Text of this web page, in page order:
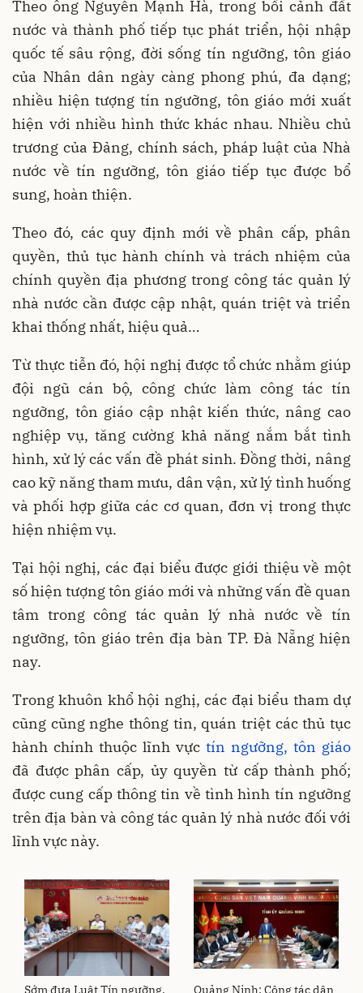
Theo ông Nguyễn Mạnh Hà, trong bối cảnh đất
nước và thành phố tiếp tục phát triển, hội nhập
quốc tế sâu rộng, đời sống tín ngưỡng, tôn giáo
của Nhân dân ngày càng phong phú, đa dạng;
nhiều hiện tượng tín ngưỡng, tôn giáo mới xuất
hiện với nhiều hình thức khác nhau. Nhiều chủ
trương của Đảng, chính sách, pháp luật của Nhà
nước về tín ngưỡng, tôn giáo tiếp tục được bổ
sung, hoàn thiện.
Theo đó, các quy định mới về phân cấp, phân
quyền, thủ tục hành chính và trách nhiệm của
chính quyền địa phương trong công tác quản lý
nhà nước cần được cập nhật, quán triệt và triển
khai thống nhất, hiệu quả…
Từ thực tiễn đó, hội nghị được tổ chức nhằm giúp
đội ngũ cán bộ, công chức làm công tác tín
ngưỡng, tôn giáo cập nhật kiến thức, nâng cao
nghiệp vụ, tăng cường khả năng nắm bắt tình
hình, xử lý các vấn đề phát sinh. Đồng thời, nâng
cao kỹ năng tham mưu, dân vận, xử lý tình huống
và phối hợp giữa các cơ quan, đơn vị trong thực
hiện nhiệm vụ.
Tại hội nghị, các đại biểu được giới thiệu về một
số hiện tượng tôn giáo mới và những vấn đề quan
tâm trong công tác quản lý nhà nước về tín
ngưỡng, tôn giáo trên địa bàn TP. Đà Nẵng hiện
nay.
Trong khuôn khổ hội nghị, các đại biểu tham dự
cũng cũng nghe thông tin, quán triệt các thủ tục
hành chính thuộc lĩnh vực tín ngưỡng, tôn giáo
đã được phân cấp, ủy quyền từ cấp thành phố;
được cung cấp thông tin về tình hình tín ngưỡng
trên địa bàn và công tác quản lý nhà nước đối với
lĩnh vực này.
Sớm đưa Luật Tín ngưỡng, Quảng Ninh: Công tác dân